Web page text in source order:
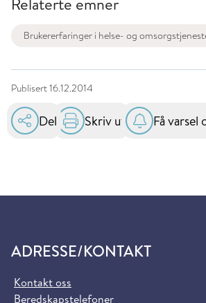
Relaterte emner
Brukererfaringer i helse- og
Publisert16.12.2014
Del Skriv ut Få varsel
ADRESSE/KONTAKT
Kontakt oss
Beredskapstelefoner